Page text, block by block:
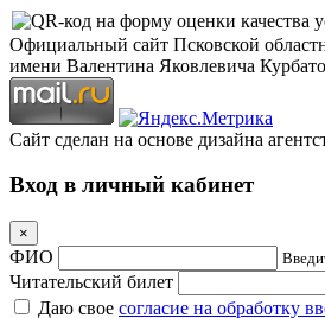
Официальный сайт Псковской
имени Валентина Яковлевича
Сайт сделан на основе дизайна
Вход в личный кабинет
×
ФИО
Читательский билет
Даю свое согласие на обработку